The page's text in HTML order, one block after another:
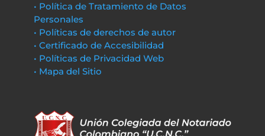
• Política de Tratamiento de Datos
Personales
• Políticas de derechos de autor
• Certificado de Accesibilidad
• Políticas de Privacidad Web
• Mapa del Sitio